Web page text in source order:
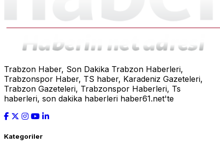
Trabzon Haber, Son Dakika Trabzon Haberleri,
Trabzonspor Haber, TS haber, Karadeniz Gazeteleri,
Trabzon Gazeteleri, Trabzonspor Haberleri, Ts
haberleri, son dakika haberleri haber61.net'te
Kategoriler